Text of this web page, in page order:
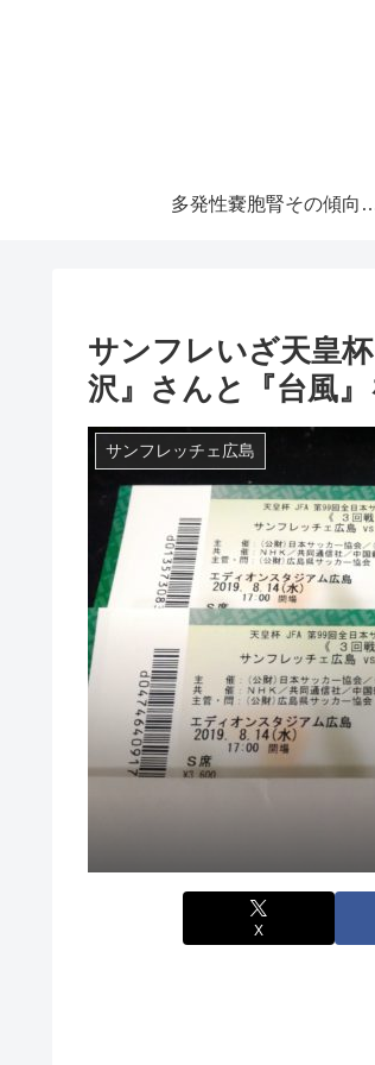
多発性嚢胞腎その傾向と対策！大切な『寿命』を伸
サンフレいざ天皇
沢』さんと『台風
サンフレッチェ広島
X